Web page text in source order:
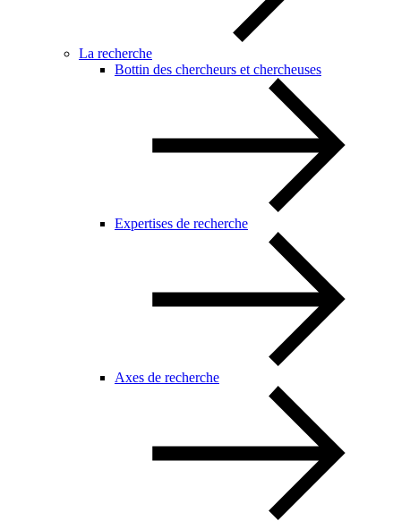
La recherche
Bottin des chercheurs et chercheuses
Expertises de recherche
Axes de recherche